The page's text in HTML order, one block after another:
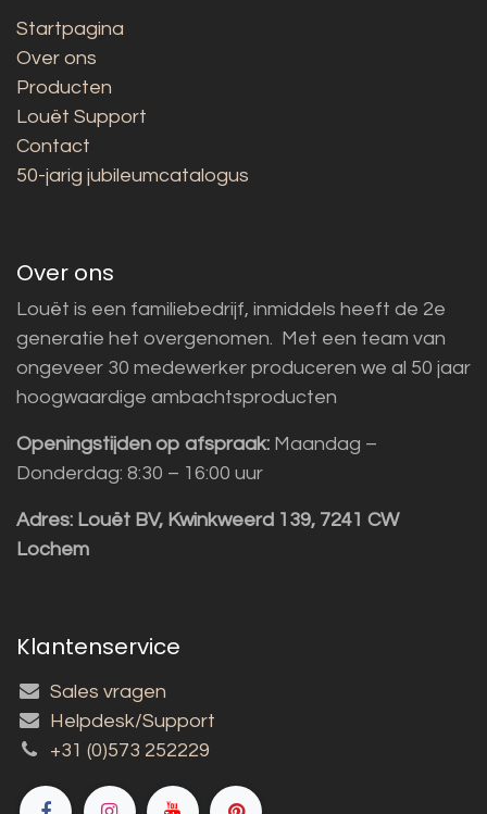
Startpagina
Over ons
Producten
Louët Support
Contact
50-jarig jubileumcatalogus
Over ons
Louët is een familiebedrijf, inmiddels heeft de 2e
generatie het overgenomen. Met een team van
ongeveer 30 medewerker produceren we al 50 jaar
hoogwaardige ambachtsproducten
Openingstijden op afspraak: Maandag –
Donderdag: 8:30 – 16:00 uur
Adres: Louët BV, Kwinkweerd 139, 7241 CW
Lochem
Klantenservice
Sales vragen
Helpdesk/Support
+31 (0)573 252229